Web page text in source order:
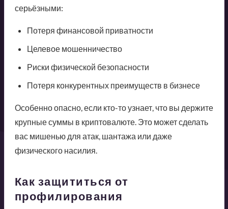
серьёзными:
Потеря финансовой приватности
Целевое мошенничество
Риски физической безопасности
Потеря конкурентных преимуществ в бизнесе
Особенно опасно, если кто-то узнает, что вы держите
крупные суммы в криптовалюте. Это может сделать
вас мишенью для атак, шантажа или даже
физического насилия.
Как защититься от
профилирования